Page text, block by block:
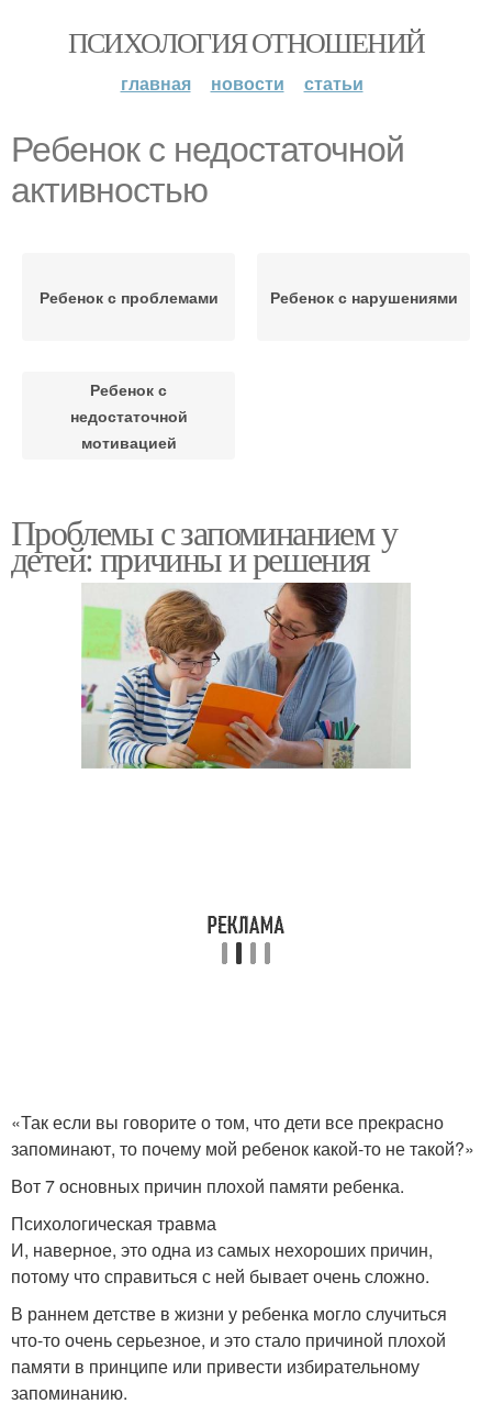
ПСИХОЛОГИЯ ОТНОШЕНИЙ
главная новости статьи
Ребенок с недостаточной
активностью
Ребенок с проблемами Ребенок с нарушениями
Ребенок с
недостаточной
мотивацией
Проблемы с запоминанием у
детей: причины и решения
«Так если вы говорите о том, что дети все прекрасно
запоминают, то почему мой ребенок какой-то не такой?»
Вот 7 основных причин плохой памяти ребенка.
Психологическая травма
И, наверное, это одна из самых нехороших причин,
потому что справиться с ней бывает очень сложно.
В раннем детстве в жизни у ребенка могло случиться
что-то очень серьезное, и это стало причиной плохой
памяти в принципе или привести избирательному
запоминанию.